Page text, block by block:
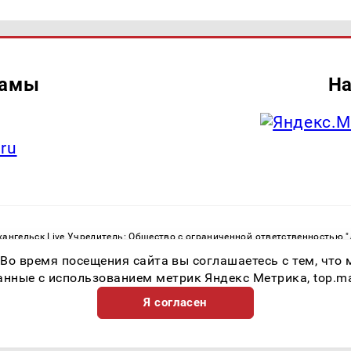
Live Учредитель: Общество с ограниченной
в сфере связи, информационных технологий и массовых
82533 от 21.01.2022
время посещения сайта вы соглашаетесь с тем,
с использованием метрик Яндекс Метрика,
Я согласен